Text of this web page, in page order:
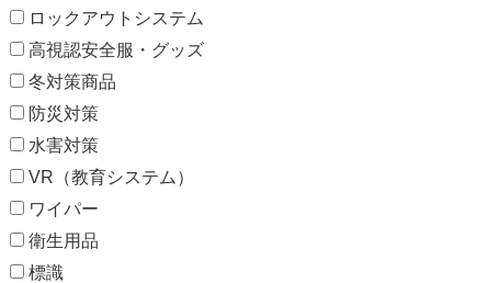
ロックアウトシステム
高視認安全服・グッズ
冬対策商品
防災対策
水害対策
VR（教育システム）
ワイパー
衛生用品
標識